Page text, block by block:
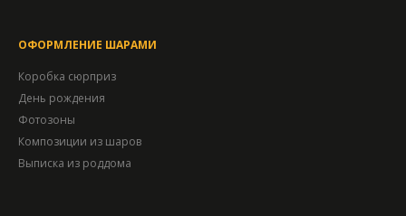
ОФОРМЛЕНИЕ ШАРАМИ
Коробка сюрприз
День рождения
Фотозоны
Композиции из шаров
Выписка из роддома